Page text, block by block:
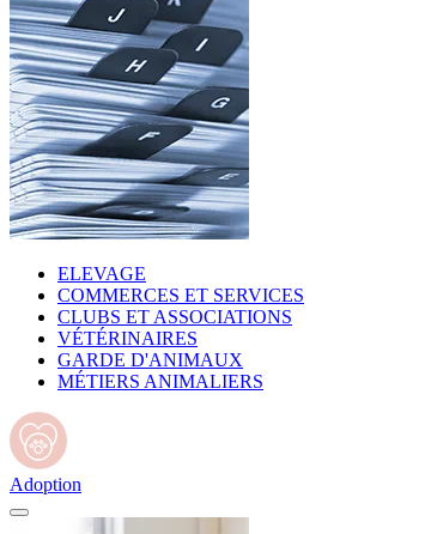
ELEVAGE
COMMERCES ET SERVICES
CLUBS ET ASSOCIATIONS
VÉTÉRINAIRES
GARDE D'ANIMAUX
MÉTIERS ANIMALIERS
Adoption